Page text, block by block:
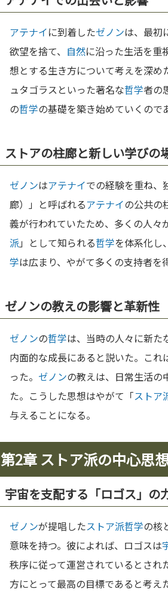
アテナイに到着したゼノンは、最初
欲望を捨て、 自然に沿った生活を重
想とする生き方について考えを深め
ュタゴラスといった著名な哲学者の
の哲学の基礎を築き始めていくので
ストアの柱廊と新しい学びの
ゼノンはアテナイでの経験を重ね、
廊）」と呼ばれるアテナイの公共の
義が行われていたため、多くの人々
派」として知られる哲学を体系化し
学は広まり、やがて多くの支持者を
ゼノンの教えの影響と革新性
ゼノンの哲学は、当時の人々に新た
内面的な成長にあると説いた。これ
った。 ゼノンの教えは、日常生活の
た。こうした思想はやがて「ストア
与えることになる。
第2章 ストア派の中心思
宇宙を支配する「ロゴス」の
ゼノンが提唱したストア派哲学の核
意味を持つ。彼によれば、ロゴスは
秩序に従って運営されているとされ
方にとって最高の目標であると考え